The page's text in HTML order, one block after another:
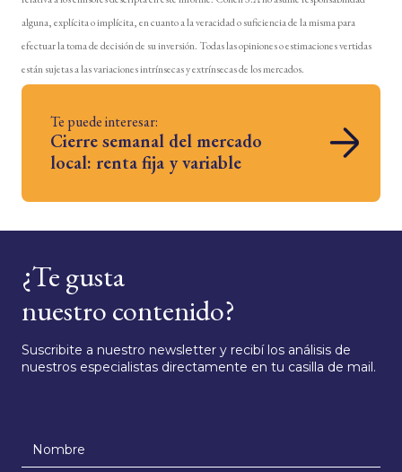
alguna, explícita o implícita, en cuanto a la veracidad o suficiencia de la misma para
efectuar la toma de decisión de su inversión. Todas las opiniones o estimaciones vertidas
están sujetas a las variaciones intrínsecas y extrínsecas de los mercados.
Te puede interesar:
Cierre semanal del mercado
local: renta fija y variable
¿Te gusta
nuestro contenido?
Suscribite a nuestro newsletter y recibí los análisis de
nuestros especialistas directamente en tu casilla de mail.